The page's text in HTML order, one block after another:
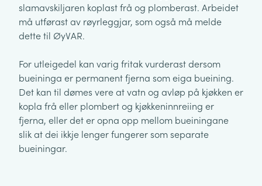
slamavskiljaren koplast frå og plomberast. Arbeidet
må utførast av røyrleggjar, som også må melde
dette til ØyVAR.
For utleigedel kan varig fritak vurderast dersom
bueininga er permanent fjerna som eiga bueining.
Det kan til dømes vere at vatn og avløp på kjøkken er
kopla frå eller plombert og kjøkkeninnreiing er
fjerna, eller det er opna opp mellom bueiningane
slik at dei ikkje lenger fungerer som separate
bueiningar.